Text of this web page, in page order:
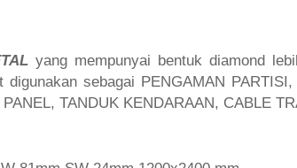
yang mempunyai bentuk diamond
digunakan sebagai PENGAMAN
TANDUK KENDARAAN, CABLE